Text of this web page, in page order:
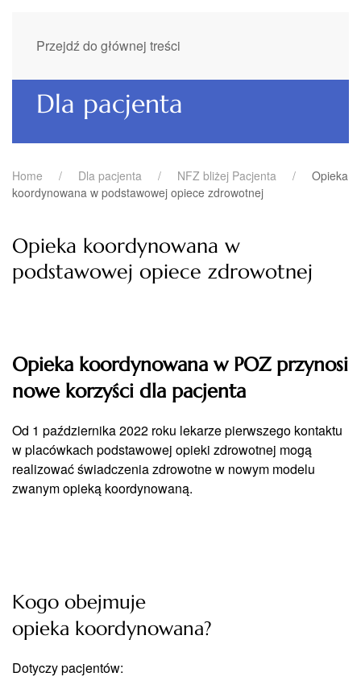
Przejdź do głównej treści
Dla pacjenta
Home Dla pacjenta NFZ bliżej Pacjenta
Opieka
koordynowana w podstawowej opiece zdrowotnej
Opieka koordynowana w
podstawowej opiece zdrowotnej
Opieka koordynowana w POZ przynosi
nowe korzyści dla pacjenta
Od 1 października 2022 roku lekarze pierwszego kontaktu
w placówkach podstawowej opieki zdrowotnej mogą
realizować świadczenia zdrowotne w nowym modelu
zwanym opieką koordynowaną.
Kogo obejmuje
opieka koordynowana?
Dotyczy pacjentów: